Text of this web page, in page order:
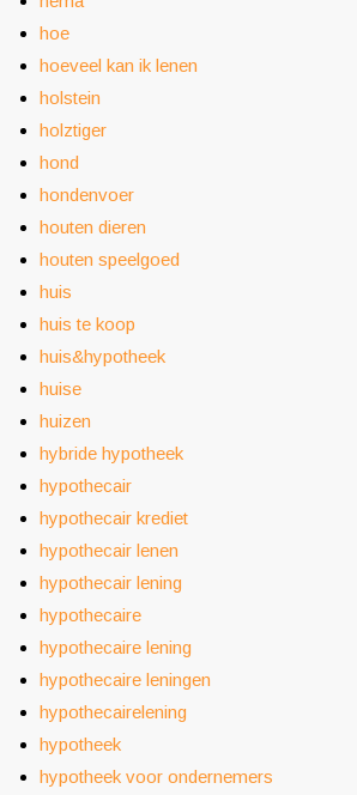
hoe
hoeveel kan ik lenen
holstein
holztiger
hond
hondenvoer
houten dieren
houten speelgoed
huis
huis te koop
huis&hypotheek
huise
huizen
hybride hypotheek
hypothecair
hypothecair krediet
hypothecair lenen
hypothecair lening
hypothecaire
hypothecaire lening
hypothecaire leningen
hypothecairelening
hypotheek
hypotheek voor ondernemers